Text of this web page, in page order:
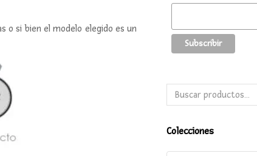
o si bien el modelo elegido es un
Colecciones